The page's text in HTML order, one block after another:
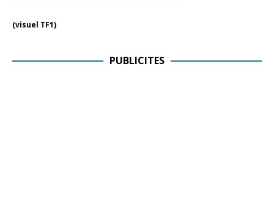
(visuel TF1)
PUBLICITES